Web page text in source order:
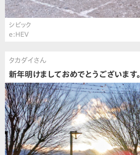
シビック
e:HEV
タカダイさん
新年明けましておめでとうございます。